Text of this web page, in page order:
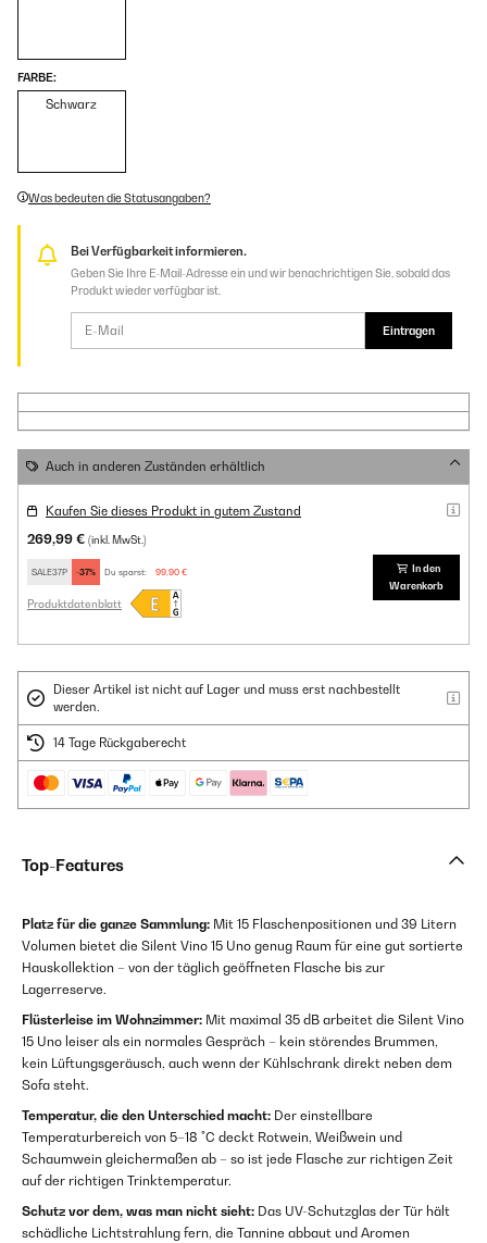
FARBE:
Schwarz
Was bedeuten die Statusangaben?
Bei Verfügbarkeit informieren.
Geben Sie Ihre E-Mail-Adresse ein und wir benachrichtigen Sie, sobald das
Produkt wieder verfügbar ist.
Eintragen
Auch in anderen Zuständen erhältlich
Kaufen Sie dieses Produkt in gutem Zustand
269,99 € (inkl. MwSt.)
SALE37P -37% Du sparst: 99,90 €
Produktdatenblatt
In den
Warenkorb
Dieser Artikel ist nicht auf Lager und muss erst nachbestellt
werden.
14 Tage Rückgaberecht
Top-Features
Platz für die ganze Sammlung: Mit 15 Flaschenpositionen und 39 Litern
Volumen bietet die Silent Vino 15 Uno genug Raum für eine gut sortierte
Hauskollektion – von der täglich geöffneten Flasche bis zur
Lagerreserve.
Flüsterleise im Wohnzimmer: Mit maximal 35 dB arbeitet die Silent Vino
15 Uno leiser als ein normales Gespräch – kein störendes Brummen,
kein Lüftungsgeräusch, auch wenn der Kühlschrank direkt neben dem
Sofa steht.
Temperatur, die den Unterschied macht: Der einstellbare
Temperaturbereich von 5–18 °C deckt Rotwein, Weißwein und
Schaumwein gleichermaßen ab – so ist jede Flasche zur richtigen Zeit
auf der richtigen Trinktemperatur.
Schutz vor dem, was man nicht sieht: Das UV-Schutzglas der Tür hält
schädliche Lichtstrahlung fern, die Tannine abbaut und Aromen